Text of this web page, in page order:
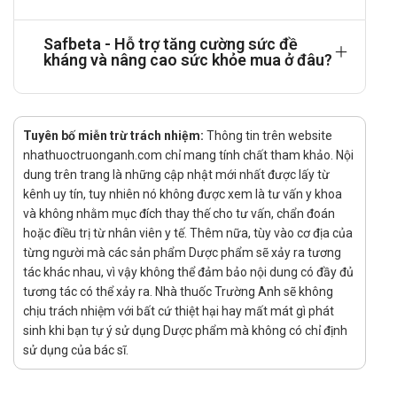
chính xác nhất.
Sử dụng cho người lái xe và vận hành máy
móc.
Thắc mắc xin liên hệ bác sĩ hoặc dược sĩ để được giải đáp
chính xác nhất.
Tác dụng phụ của Safbeta
Chưa có thông tin.
Tương tác thuốc Safbeta
Chưa có thông tin.
Xử trí khi quên liều
Nếu bạn quên một liều thuốc, hãy dùng càng sớm càng tốt.
Safbeta - Hỗ trợ tăng cường sức đề
kháng và nâng cao sức khỏe mua ở đâu?
Tuyên bố miễn trừ trách nhiệm: Thông tin trên website
nhathuoctruonganh.com chỉ mang tính chất tham khảo. Nội
dung trên trang là những cập nhật mới nhất được lấy từ
kênh uy tín, tuy nhiên nó không được xem là tư vấn y khoa
và không nhằm mục đích thay thế cho tư vấn, chẩn đoán
hoặc điều trị từ nhân viên y tế. Thêm nữa, tùy vào cơ địa của
từng người mà các sản phẩm Dược phẩm sẽ xảy ra tương
tác khác nhau, vì vậy không thể đảm bảo nội dung có đầy đủ
tương tác có thể xảy ra. Nhà thuốc Trường Anh sẽ không
chịu trách nhiệm với bất cứ thiệt hại hay mất mát gì phát
sinh khi bạn tự ý sử dụng Dược phẩm mà không có chỉ định
sử dụng của bác sĩ.